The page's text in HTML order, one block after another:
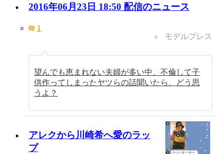
2016年06月23日 18:50 配信のニュース
1
モデルプレス
望んでも恵まれない夫婦が多い中、不倫して子
供作ってしまったヤツらの話聞いたら、どう思
うよ？
アレクから川崎希へ愛のラッ
プ